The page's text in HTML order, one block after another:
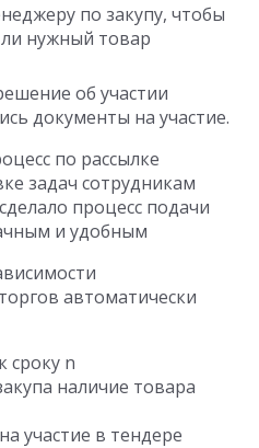
по закупу, чтобы
нужный товар
об участии
документы на участие.
по рассылке
задач сотрудникам
процесс подачи
и удобным
автоматически
сроку n
наличие товара
участие в тендере